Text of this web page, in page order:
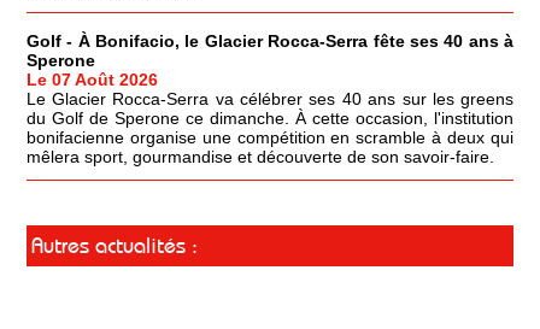
Golf - À Bonifacio, le Glacier Rocca-Serra fête ses 40 ans à
Sperone
Le 07 Août 2026
Le Glacier Rocca-Serra va célébrer ses 40 ans sur les greens
du Golf de Sperone ce dimanche. À cette occasion, l'institution
bonifacienne organise une compétition en scramble à deux qui
mêlera sport, gourmandise et découverte de son savoir-faire.
Autres actualités :